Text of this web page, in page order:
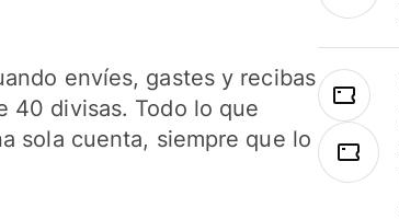
envíes, gastes y recibas
40 divisas. Todo lo que
sola cuenta, siempre que lo